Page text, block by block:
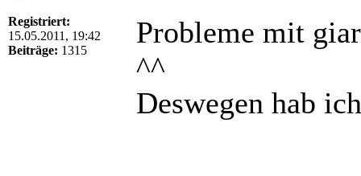
Registriert:
15.05.2011, 19:42
Beiträge: 1315
Probleme mit
^^
Deswegen hab